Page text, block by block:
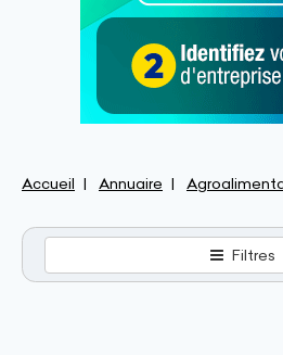
Accueil Annuaire
Filtres